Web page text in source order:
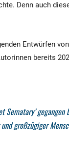
Denn auch
Entwürfen
bereits
Sematary’ gegangen
großzügiger